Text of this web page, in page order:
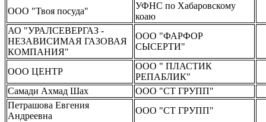
ООО "Твоя посуда"
УФНС по Хабаровскому
коаю
АО "УРАЛСЕВЕРГАЗ -
НЕЗАВИСИМАЯ ГАЗОВАЯ
КОМПАНИЯ"
ООО "ФАРФОР
СЫСЕРТИ"
ООО ЦЕНТР
ООО " ПЛАСТИК
РЕПАБЛИК"
Самади Ахмад Шах
ООО "СТ ГРУПП"
Петрашова Евгения
Андреевна
ООО "СТ ГРУПП"